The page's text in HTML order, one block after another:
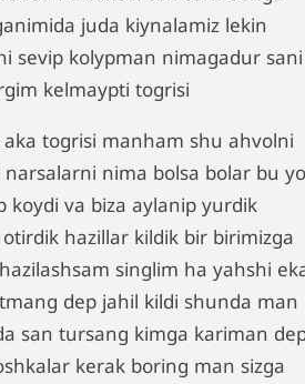
juda kiynalamiz lekin
sevip kolypman nimagadur sani
kelmaypti togrisi
togrisi manham shu ahvolni
nima bolsa bolar bu
koydi va biza aylanip yurdik
hazillar kildik bir birimizga
singlim ha yahshi
dep jahil kildi shunda man
san tursang kimga kariman
kerak boring man sizga